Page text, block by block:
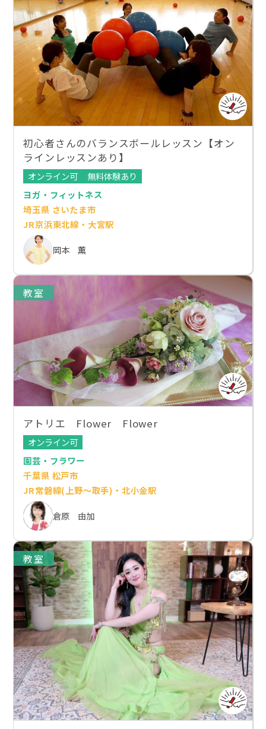
初心者さんのバランスボールレッスン【オン
ラインレッスンあり】
オンライン可
無料体験あり
ヨガ・フィットネス
埼玉県 さいたま市
JR京浜東北線・大宮駅
岡本 薫
教室
アトリエ Flower Flower
オンライン可
園芸・フラワー
千葉県 松戸市
JR常磐線(上野～取手)・北小金駅
倉原 由加
教室